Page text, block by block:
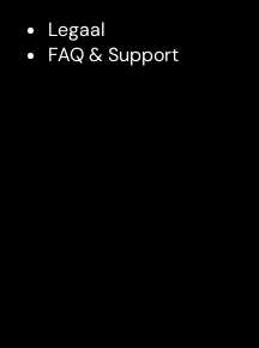
Legaal
FAQ & Support